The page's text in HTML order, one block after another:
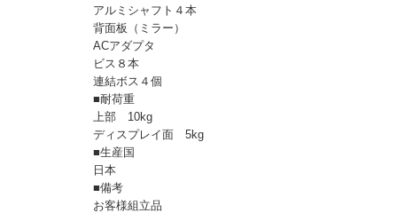
アルミシャフト４本
背面板（ミラー）
ACアダプタ
ビス８本
連結ボス４個
■耐荷重
上部 10kg
ディスプレイ面 5kg
■生産国
日本
■備考
お客様組立品